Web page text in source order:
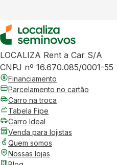
LOCALIZA Rent a Car S/A
CNPJ nº 16.670.085/0001-55
Financiamento
Parcelamento no cartão
Carro na troca
Tabela Fipe
Carro Ideal
Venda para lojistas
Quem somos
Nossas lojas